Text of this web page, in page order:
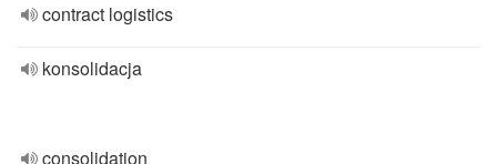
contract logistics
konsolidacja
consolidation